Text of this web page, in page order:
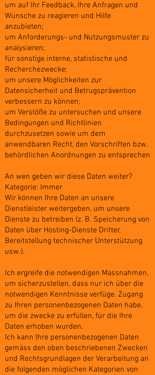
um auf Ihr Feedback, Ihre Anfragen und
Wünsche zu reagieren und Hilfe
anzubieten;
um Anforderungs- und Nutzungsmuster zu
analysieren;
für sonstige interne, statistische und
Recherchezwecke;
um unsere Möglichkeiten zur
Datensicherheit und Betrugsprävention
verbessern zu können;
um Verstöße zu untersuchen und unsere
Bedingungen und Richtlinien
durchzusetzen sowie um dem
anwendbaren Recht, den Vorschriften bzw.
behördlichen Anordnungen zu entsprechen
An wen geben wir diese Daten weiter?
Kategorie: Immer
Wir können Ihre Daten an unsere
Dienstleister weitergeben, um unsere
Dienste zu betreiben (z. B. Speicherung von
Daten über Hosting-Dienste Dritter,
Bereitstellung technischer Unterstützung
usw.).
Ich ergreife die notwendigen Massnahmen,
um sicherzustellen, dass nur ich über die
notwendigen Kenntnisse verfüge. Zugang
zu Ihren personenbezogenen Daten habe,
um die zwecke zu erfüllen, für die Ihre
Daten erhoben wurden.
Ich kann Ihre personenbezogenen Daten
gemäss den oben beschriebenen Zwecken
und Rechtsgrundlagen der Verarbeitung an
die folgenden möglichen Kategorien von